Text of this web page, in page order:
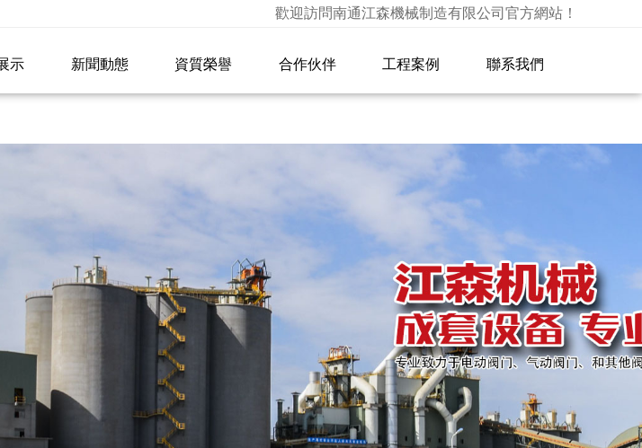
码一区二区在线,亚洲老熟女老熟女另类,亚洲va欧洲va国产va,久久国产亚洲精品论坛,大又粗又爽
歡迎訪問南通江森機械制造有限公司官方網站！
示 新聞動態 資質榮譽 合作伙伴 工程案例 聯系我們